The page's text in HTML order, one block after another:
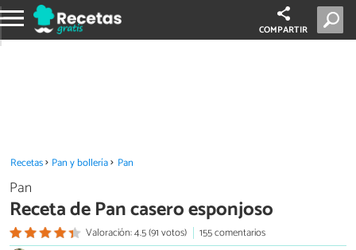
COMPARTIR
Recetas Pan y bollería Pan
Pan
Receta de Pan casero esponjoso
Valoración: 4.5 (91 votos)
155 comentarios